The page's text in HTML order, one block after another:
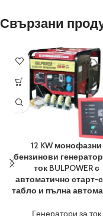
Свързани
12 KW монофазни
бензинови
ток BULPOWER с
автоматично старт-
табло и пълна
Генератори за ток